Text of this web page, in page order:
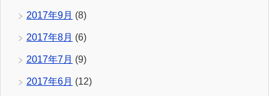
2017年9月 (8)
2017年8月 (6)
2017年7月 (9)
2017年6月 (12)